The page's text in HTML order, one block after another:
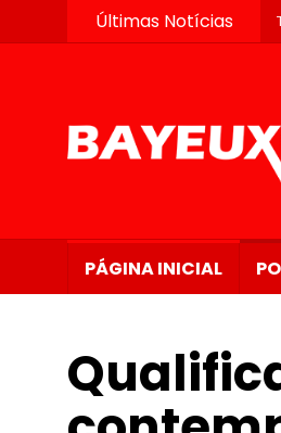
Últimas Notícias
PÁGINA INICIAL